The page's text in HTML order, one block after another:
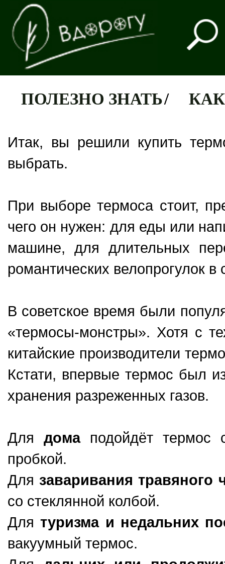
ПОЛЕЗНО ЗНАТЬ/
Итак, вы решили купить
выбрать.
При выборе термоса стоит,
чего он нужен: для еды или
машине, для длительных
романтических велопрогулок в
В советское время были
«термосы-монстры». Хотя с
китайские производители
Кстати, впервые термос был
хранения разреженных газов.
Для домаподойдёт термос
пробкой.
Для заваривания травяного
со стеклянной колбой.
Длятуризма и недальних
вакуумный термос.